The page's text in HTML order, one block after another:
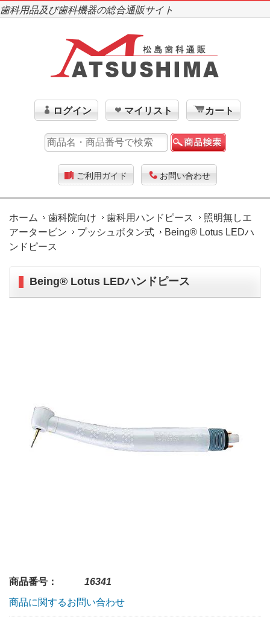
歯科用品及び歯科機器の総合通販サイト
ログイン マイリスト カート
ご利用ガイド お問い合わせ
ホーム 歯科院向け 歯科用ハンドピース
照明無しエ
アータービン
プッシュボタン式
Being® Lotus LEDハ
ンドピース
Being® Lotus LEDハンドピース
商品番号：
16341
商品に関するお問い合わせ